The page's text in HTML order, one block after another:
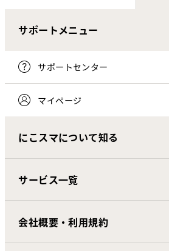
サポートメニュー
サポートセンター
マイページ
にこスマについて知る
サービス一覧
会社概要・利用規約